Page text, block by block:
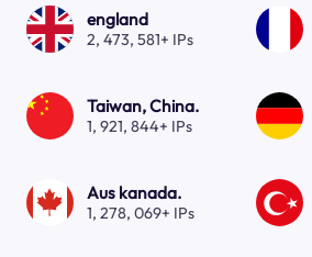
england
2, 473, 581+ IPs
Taiwan, China.
1, 921, 844+ IPs
Aus kanada.
1, 278, 069+ IPs